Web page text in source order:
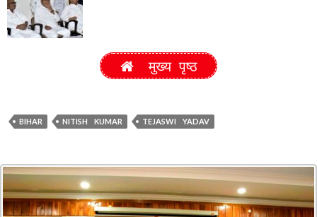
मुख्य पृष्ठ
BIHAR NITISH KUMAR TEJASWI YADAV